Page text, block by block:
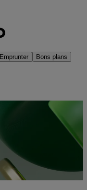
Emprunter
Bons plans